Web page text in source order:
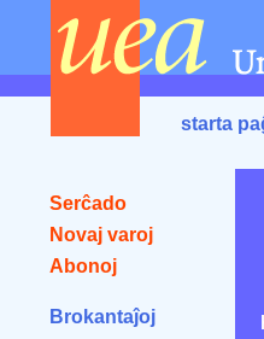
starta
Serĉado
Novaj varoj
Abonoj
Brokantaĵoj